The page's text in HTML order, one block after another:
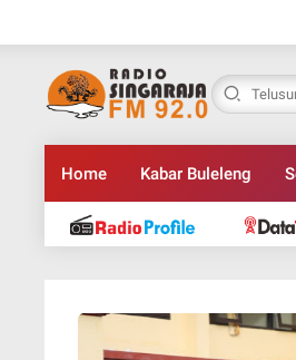
Home Kabar Buleleng